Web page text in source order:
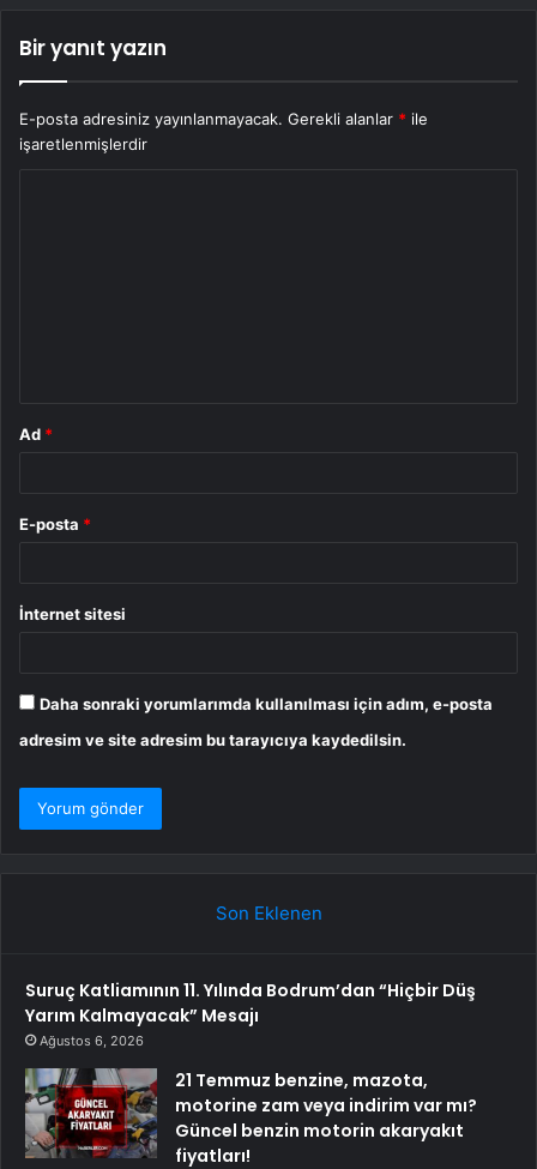
Bir yanıt yazın
E-posta adresiniz yayınlanmayacak. Gerekli alanlar * ile
işaretlenmişlerdir
Ad *
E-posta *
İnternet sitesi
Daha sonraki yorumlarımda kullanılması için adım, e-posta
adresim ve site adresim bu tarayıcıya kaydedilsin.
Son Eklenen
Suruç Katliamının 11. Yılında Bodrum’dan “Hiçbir Düş
Yarım Kalmayacak” Mesajı
Ağustos 6, 2026
21 Temmuz benzine, mazota,
motorine zam veya indirim var mı?
Güncel benzin motorin akaryakıt
fiyatları!